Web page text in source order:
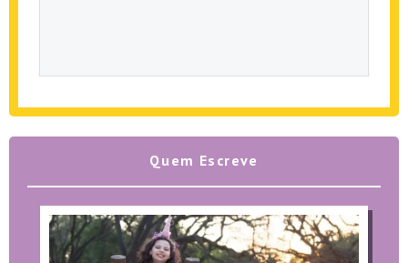
Quem Escreve